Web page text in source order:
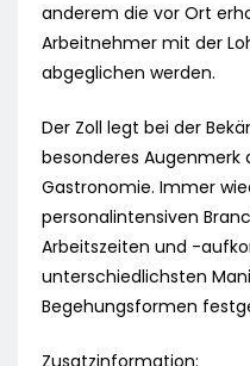
anderem die vor Ort
Arbeitnehmer mit der
abgeglichen werden.
Der Zoll legt bei der
besonderes Augenmerk
Gastronomie. Immer
personalintensiven
Arbeitszeiten und -
unterschiedlichsten
Begehungsformen